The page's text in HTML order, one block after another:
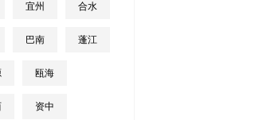
宜州 合水
巴南 蓬江
瓯海
资中